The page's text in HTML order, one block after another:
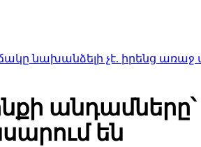
չէ. իրենց առաջ փորձառու
են